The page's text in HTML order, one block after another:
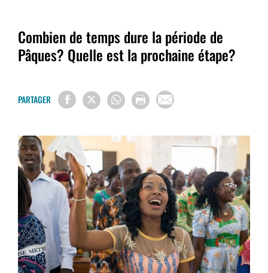
Combien de temps dure la période de
Pâques? Quelle est la prochaine étape?
PARTAGER